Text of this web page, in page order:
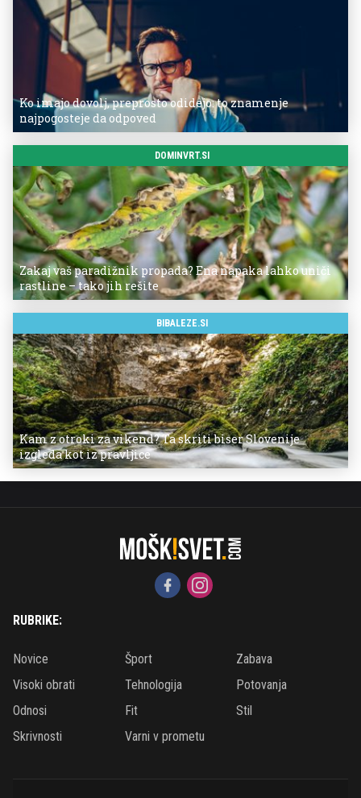
Ko imajo dovolj, preprosto odidejo: to znamenje
najpogosteje da odpoved
DOMINVRT.SI
Zakaj vaš paradižnik propada? Ena napaka lahko uniči
rastline – tako jih rešite
BIBALEZE.SI
Kam z otroki za vikend? Ta skriti biser Slovenije
izgleda kot iz pravljice
RUBRIKE:
Novice Šport
Zabava
Visoki obrati
Tehnologija
Potovanja
Odnosi
Fit
Stil
Skrivnosti
Varni v prometu